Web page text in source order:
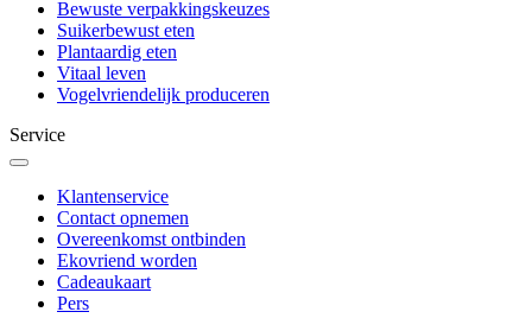
Bewuste verpakkingskeuzes
Suikerbewust eten
Plantaardig eten
Vitaal leven
Vogelvriendelijk produceren
Service
Klantenservice
Contact opnemen
Overeenkomst ontbinden
Ekovriend worden
Cadeaukaart
Pers